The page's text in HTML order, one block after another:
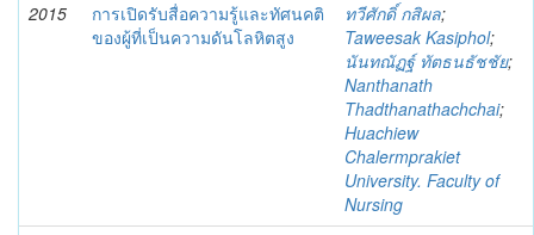
2015
การเปิดรับสื่อความรู้และทัศนคติ
ของผู้ที่เป็นความดันโลหิตสูง
ทวีศักดิ์ กสิผล;
Taweesak Kasiphol;
นันทณัฏฐ์ ทัตธนธัชชัย;
Nanthanath
Thadthanathachchai;
Huachiew
Chalermprakiet
University. Faculty of
Nursing